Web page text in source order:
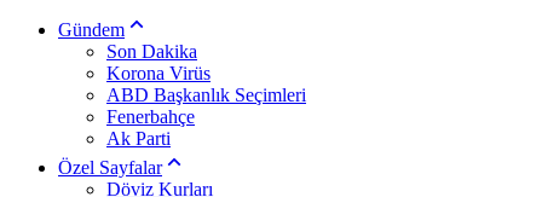
Gündem
Son Dakika
Korona Virüs
ABD Başkanlık Seçimleri
Fenerbahçe
Ak Parti
Özel Sayfalar
Döviz Kurları